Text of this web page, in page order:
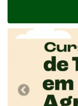
Previous